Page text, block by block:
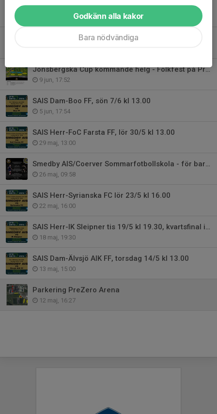
Nytt konstgräs på B-plan
Jönsbergska Cup 2026 - stort TACK till alla
Jönsbergska Cup kommande helg - Folkfest på PreZero Arena - Välkomna!
9 jun, 17:52
SAIS Dam-Boo FF, sön 7/6 kl 13.00
5 jun, 17:54
SAIS Herr-FoC Farsta FF, lör 30/5 kl 13.00
29 maj, 13:00
Smedby AIS/Coerver Sommarfotbollskola - för barn födda 2014-2019
26 maj, 09:58
SAIS Herr-Syrianska FC lör 23/5 kl 16.00
22 maj, 16:00
SAIS Herr-IK Sleipner tis 19/5 kl 19.30, kvartsfinal i Östgötacupen
18 maj, 19:30
SAIS Dam-Älvsjö AIK FF, torsdag 14/5 kl 13.00
13 maj, 15:00
Parkering PreZero Arena
12 maj, 16:27
Godkänn alla kakor
Bara nödvändiga